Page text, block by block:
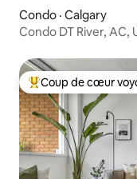
Condo · Calgary
Condo DT River, AC,
Coup de cœur
Coup de cœur